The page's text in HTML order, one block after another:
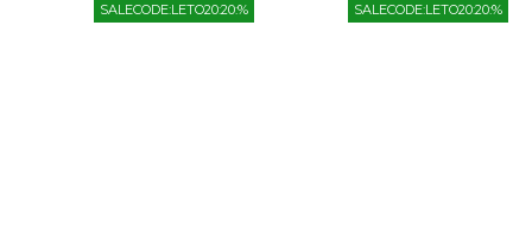
SALECODE:LETO20:20:% SALECODE:LETO20:20:%